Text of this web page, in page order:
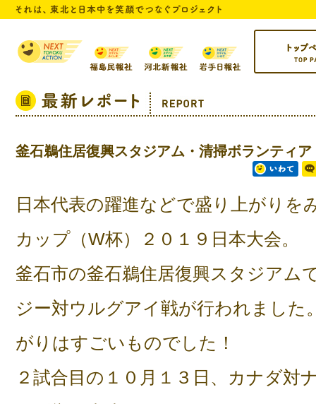
釜石鵜住居復興スタジアム・清掃ボランティア
日本代表の躍進などで盛り上がりを
カップ（W杯）２０１９日本大会。
釜石市の釜石鵜住居復興スタジアム
ジー対ウルグアイ戦が行われました
がりはすごいものでした！
２試合目の１０月１３日、カナダ対